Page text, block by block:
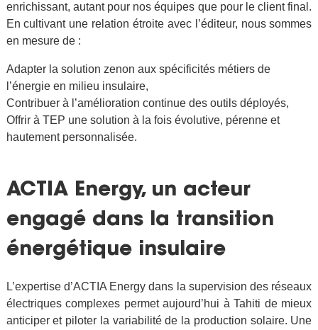
enrichissant, autant pour nos équipes que pour le client final.
En cultivant une relation étroite avec l’éditeur, nous sommes
en mesure de :
Adapter la solution zenon aux spécificités métiers de
l’énergie en milieu insulaire,
Contribuer à l’amélioration continue des outils déployés,
Offrir à TEP une solution à la fois évolutive, pérenne et
hautement personnalisée.
ACTIA Energy, un acteur
engagé dans la transition
énergétique insulaire
L’expertise d’ACTIA Energy dans la supervision des réseaux
électriques complexes permet aujourd’hui à Tahiti de mieux
anticiper et piloter la variabilité de la production solaire. Une